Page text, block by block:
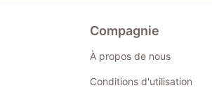
Compagnie
À propos de nous
Conditions d'utilisation